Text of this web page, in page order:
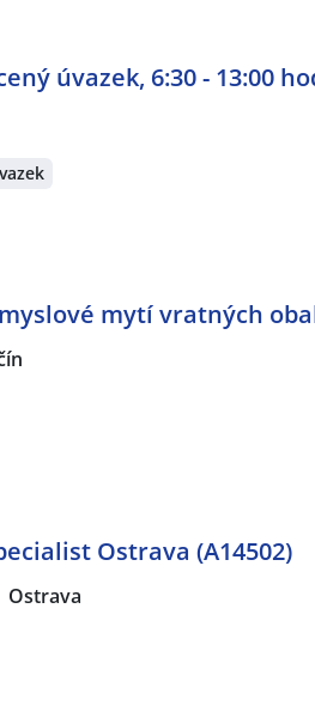
úvazek, 6:30 - 13:00
mytí vratných
Ostrava (A14502)
Ostrava